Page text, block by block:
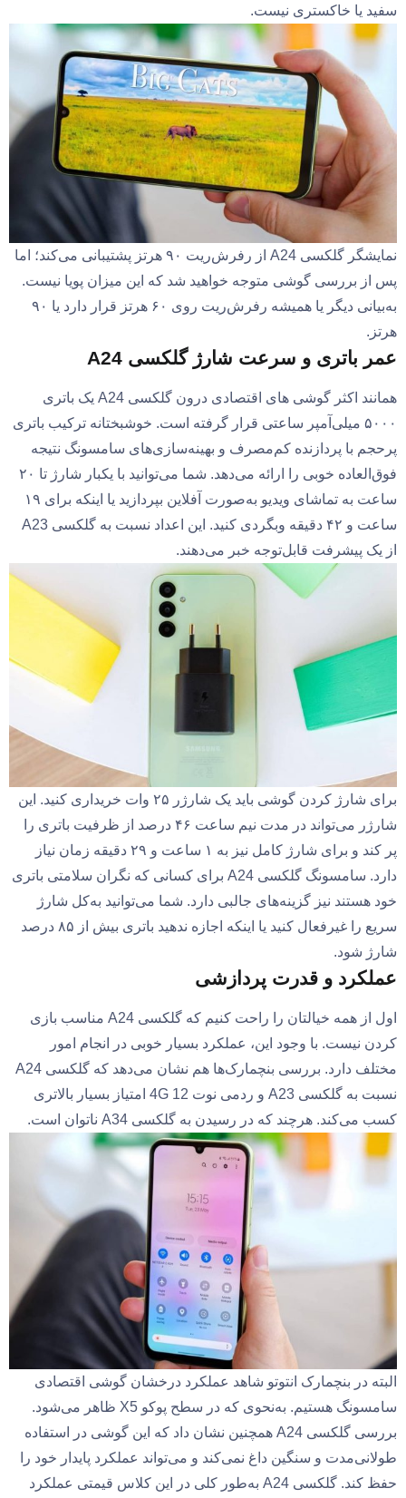
سفید یا خاکستری نیست.
نمایشگر گلکسی A24 از رفرش‌ریت ۹۰ هرتز پشتیبانی می‌کند؛ اما
پس از بررسی گوشی متوجه خواهید شد که این میزان پویا نیست.
به‌بیانی دیگر یا همیشه رفرش‌ریت روی ۶۰ هرتز قرار دارد یا ۹۰
هرتز.
عمر باتری و سرعت شارژ گلکسی A24
همانند اکثر گوشی‌ های اقتصادی درون گلکسی A24 یک باتری
۵۰۰۰ میلی‌آمپر ساعتی قرار گرفته است. خوشبختانه ترکیب باتری
پرحجم با پردازنده کم‌مصرف و بهینه‌سازی‌های سامسونگ نتیجه
فوق‌العاده خوبی را ارائه می‌دهد. شما می‌توانید با یکبار شارژ تا ۲۰
ساعت به تماشای ویدیو به‌صورت آفلاین بپردازید یا اینکه برای ۱۹
ساعت و ۴۲ دقیقه وبگردی کنید. این اعداد نسبت به گلکسی A23
از یک پیشرفت قابل‌توجه خبر می‌دهند.
برای شارژ کردن گوشی باید یک شارژر ۲۵ وات خریداری کنید. این
شارژر می‌تواند در مدت نیم ساعت ۴۶ درصد از ظرفیت باتری را
پر کند و برای شارژ کامل نیز به ۱ ساعت و ۲۹ دقیقه زمان نیاز
دارد. سامسونگ گلکسی A24 برای کسانی که نگران سلامتی باتری
خود هستند نیز گزینه‌های جالبی دارد. شما می‌توانید به‌‌کل شارژ
سریع را غیرفعال کنید یا اینکه اجازه ندهید باتری بیش از ۸۵ درصد
شارژ شود.
عملکرد و قدرت پردازشی
اول از همه خیالتان را راحت کنیم که گلکسی A24 مناسب بازی
کردن نیست. با وجود این، عملکرد بسیار خوبی در انجام امور
مختلف دارد. بررسی بنچمارک‌ها هم نشان می‌دهد که گلکسی A24
نسبت به گلکسی A23 و ردمی نوت 12 4G امتیاز بسیار بالاتری
کسب می‌کند. هرچند که در رسیدن به گلکسی A34 ناتوان است.
البته در بنچمارک انتوتو شاهد عملکرد درخشان گوشی اقتصادی
سامسونگ هستیم. به‌نحوی که در سطح پوکو X5 ظاهر می‌شود.
بررسی گلکسی A24 همچنین نشان داد که این گوشی در استفاده
طولانی‌مدت و سنگین داغ نمی‌کند و می‌تواند عملکرد پایدار خود را
حفظ کند. گلکسی A24 به‌طور کلی در این کلاس قیمتی عملکرد